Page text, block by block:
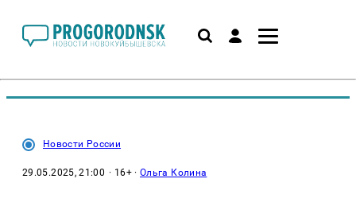
Новости России
29.05.2025, 21:00 · 16+ ·Ольга Колина